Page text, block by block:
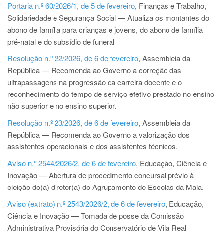
Portaria n.º 60/2026/1, de 5 de fevereiro, Finanças e Trabalho,
Solidariedade e Segurança Social — Atualiza os montantes do
abono de família para crianças e jovens, do abono de família
pré-natal e do subsídio de funeral
Resolução n.º 22/2026, de 6 de fevereiro, Assembleia da
República — Recomenda ao Governo a correção das
ultrapassagens na progressão da carreira docente e o
reconhecimento do tempo de serviço efetivo prestado no ensino
não superior e no ensino superior.
Resolução n.º 23/2026, de 6 de fevereiro, Assembleia da
República — Recomenda ao Governo a valorização dos
assistentes operacionais e dos assistentes técnicos.
Aviso n.º 2544/2026/2, de 6 de fevereiro, Educação, Ciência e
Inovação — Abertura de procedimento concursal prévio à
eleição do(a) diretor(a) do Agrupamento de Escolas da Maia.
Aviso (extrato) n.º 2543/2026/2, de 6 de fevereiro, Educação,
Ciência e Inovação — Tomada de posse da Comissão
Administrativa Provisória do Conservatório de Vila Real